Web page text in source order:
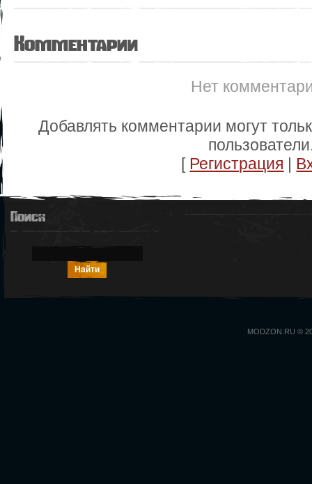
Комментарии
Нет
Добавлять комментарии могут
[ Регистрация |
Поиск
MODZON.RU ©